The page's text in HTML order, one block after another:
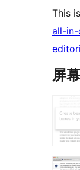
This
all-in-
屏